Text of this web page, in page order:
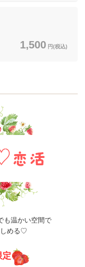
1,500 円(税込)
温かい空間で
しめる♡
定